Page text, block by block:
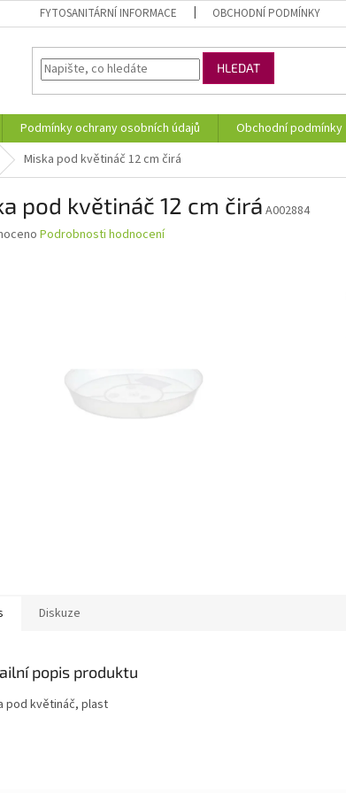
FYTOSANITÁRNÍ INFORMACE OBCHODNÍ PODMÍNKY
HLEDAT
Podmínky ochrany osobních údajů
Obchodní podmínky
Miska pod květináč 12 cm čirá
pod květináč 12 cm čirá A002884
Podrobnosti hodnocení
Diskuze
popis produktu
pod květináč, plast